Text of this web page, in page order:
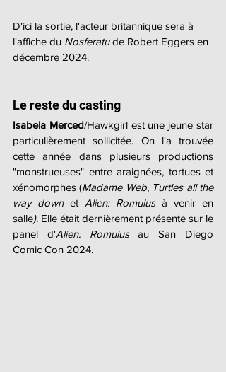
D'ici la sortie, l'acteur britannique sera à
l'affiche du Nosferatu de Robert Eggers en
décembre 2024.
Le reste du casting
Isabela Merced/Hawkgirl est une jeune star
particulièrement sollicitée. On l'a trouvée
cette année dans plusieurs productions
"monstrueuses" entre araignées, tortues et
xénomorphes (Madame Web, Turtles all the
way down et Alien: Romulus à venir en
salle). Elle était dernièrement présente sur le
panel d'Alien: Romulus au San Diego
Comic Con 2024.